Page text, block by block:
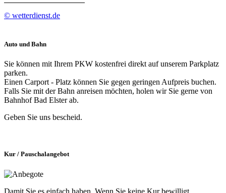
© wetterdienst.de
Auto und Bahn
Sie können mit Ihrem PKW kostenfrei direkt auf unserem Parkplatz
parken.
Einen Carport - Platz können Sie gegen geringen Aufpreis buchen.
Falls Sie mit der Bahn anreisen möchten, holen wir Sie gerne von
Bahnhof Bad Elster ab.
Geben Sie uns bescheid.
Kur / Pauschalangebot
Damit Sie es einfach haben. Wenn Sie keine Kur bewilligt